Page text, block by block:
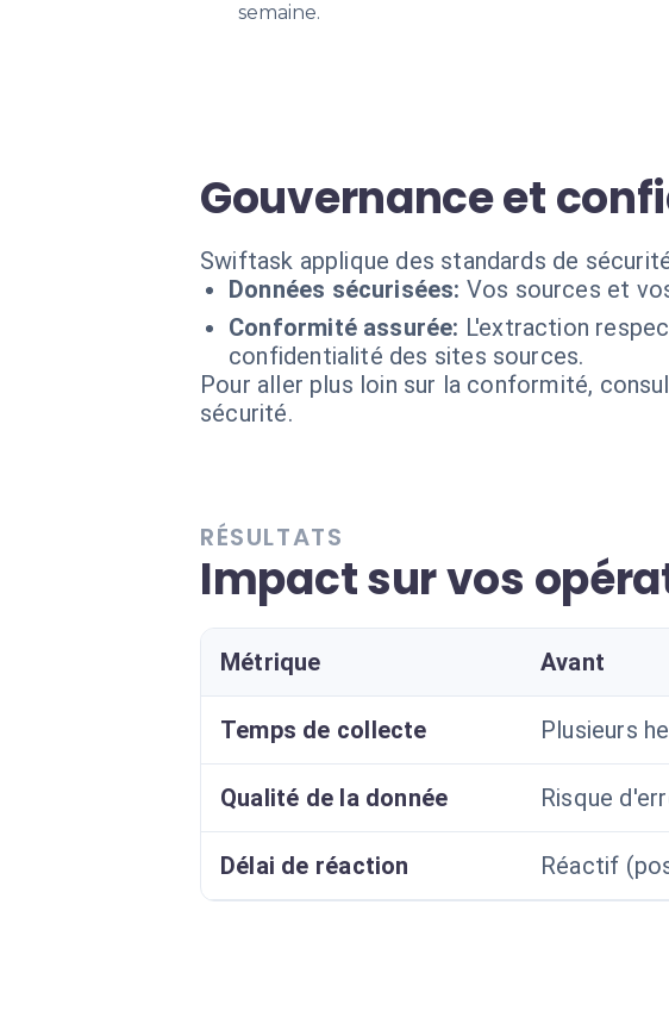
semaine.
Gouvernance et
Swiftask applique des standards de
Données sécurisées: Vos sources et
Conformité assurée: L'extraction
confidentialité des sites sources.
Pour aller plus loin sur la conformité,
sécurité.
RÉSULTATS
Impact sur vos
Métrique Avant
Temps de collecte Plusieurs
Qualité de la donnée Risque
Délai de réaction Réactif